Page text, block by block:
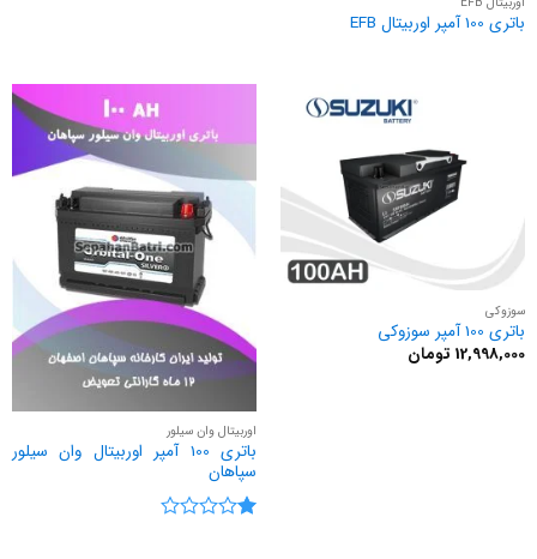
باتری 100 آمپر اوربیتال EFB
سوزوکی
باتری 100 آمپر سوزوکی
12,998,000 تومان
اوربیتال وان سیلور
باتری 100 آمپر اوربیتال وان سیلور
سپاهان